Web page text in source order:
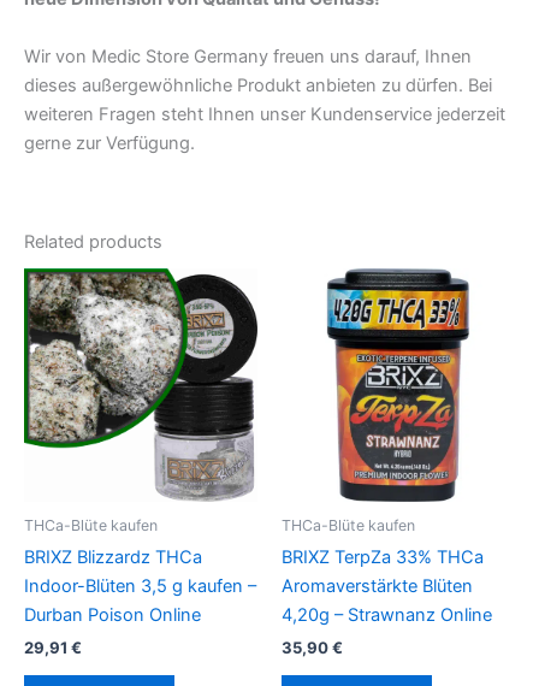
Wir von Medic Store Germany freuen uns darauf, Ihnen
dieses außergewöhnliche Produkt anbieten zu dürfen. Bei
weiteren Fragen steht Ihnen unser Kundenservice jederzeit
gerne zur Verfügung.
Related products
THCa-Blüte kaufen
BRIXZ Blizzardz THCa
Indoor-Blüten 3,5 g kaufen –
Durban Poison Online
29,91 €
THCa-Blüte kaufen
BRIXZ TerpZa 33% THCa
Aromaverstärkte Blüten
4,20g – Strawnanz Online
35,90€